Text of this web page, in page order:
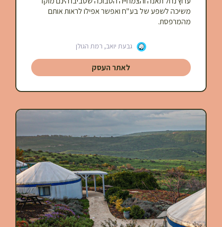
משיכה לשפע של בע"ח ואפשר אפילו לראות אותם
מהמרפסת.
גבעת יואב, רמת הגולן
לאתר העסק